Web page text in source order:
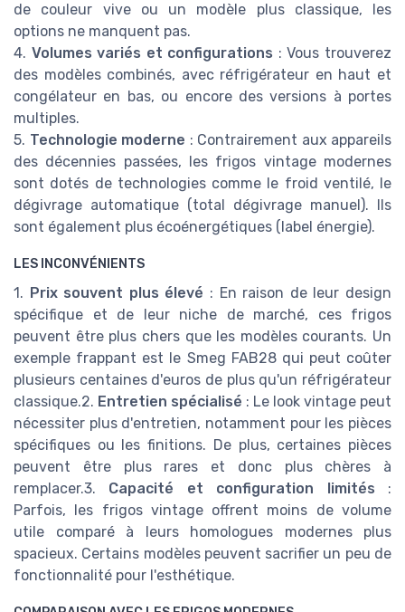
de couleur vive ou un modèle plus classique, les
options ne manquent pas.
4. Volumes variés et configurations : Vous trouverez
des modèles combinés, avec réfrigérateur en haut et
congélateur en bas, ou encore des versions à portes
multiples.
5. Technologie moderne : Contrairement aux appareils
des décennies passées, les frigos vintage modernes
sont dotés de technologies comme le froid ventilé, le
dégivrage automatique (total dégivrage manuel). Ils
sont également plus écoénergétiques (label énergie).
LES INCONVÉNIENTS
1. Prix souvent plus élevé : En raison de leur design
spécifique et de leur niche de marché, ces frigos
peuvent être plus chers que les modèles courants. Un
exemple frappant est le Smeg FAB28 qui peut coûter
plusieurs centaines d'euros de plus qu'un réfrigérateur
classique.2. Entretien spécialisé : Le look vintage peut
nécessiter plus d'entretien, notamment pour les pièces
spécifiques ou les finitions. De plus, certaines pièces
peuvent être plus rares et donc plus chères à
remplacer.3. Capacité et configuration limités :
Parfois, les frigos vintage offrent moins de volume
utile comparé à leurs homologues modernes plus
spacieux. Certains modèles peuvent sacrifier un peu de
fonctionnalité pour l'esthétique.